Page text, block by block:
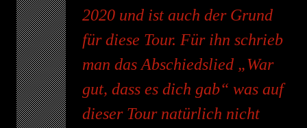
2020 und ist auch der Grund
für diese Tour. Für ihn schrieb
man das Abschiedslied „War
gut, dass es dich gab“ was auf
dieser Tour natürlich nicht